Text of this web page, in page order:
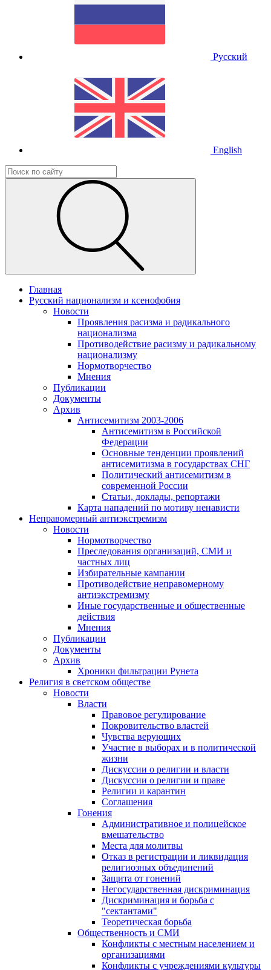
Русский
English
Главная
Русский национализм и ксенофобия
Новости
Проявления расизма и радикального
национализма
Противодействие расизму и радикальному
национализму
Нормотворчество
Мнения
Публикации
Документы
Архив
Антисемитизм 2003-2006
Антисемитизм в Российской
Федерации
Основные тенденции проявлений
антисемитизма в государствах СНГ
Политический антисемитизм в
современной России
Статьи, доклады, репортажи
Карта нападений по мотиву ненависти
Неправомерный антиэкстремизм
Новости
Нормотворчество
Преследования организаций, СМИ и
частных лиц
Избирательные кампании
Противодействие неправомерному
антиэкстремизму
Иные государственные и общественные
действия
Мнения
Публикации
Документы
Архив
Хроники фильтрации Рунета
Религия в светском обществе
Новости
Власти
Правовое регулирование
Покровительство властей
Чувства верующих
Участие в выборах и в политической
жизни
Дискуссии о религии и власти
Дискуссии о религии и праве
Религии и карантин
Соглашения
Гонения
Административное и полицейское
вмешательство
Места для молитвы
Отказ в регистрации и ликвидация
религиозных объединений
Защита от гонений
Негосударственная дискриминация
Дискриминация и борьба с
"сектантами"
Теоретическая борьба
Общественность и СМИ
Конфликты с местным населением и
организациями
Конфликты с учреждениями культуры